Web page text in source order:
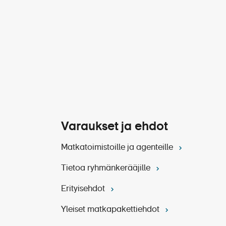
Slovakian
Varaukset ja ehdot
Matkatoimistoille ja agenteille
Tietoa ryhmänkerääjille
Erityisehdot
Yleiset matkapakettiehdot